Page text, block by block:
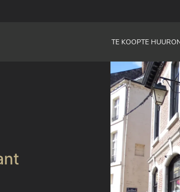
TE KOOPTE HUUR